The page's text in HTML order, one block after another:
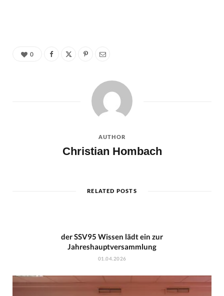
0
AUTHOR
Christian Hombach
RELATED POSTS
der SSV95 Wissen lädt ein zur
Jahreshauptversammlung
01.04.2026